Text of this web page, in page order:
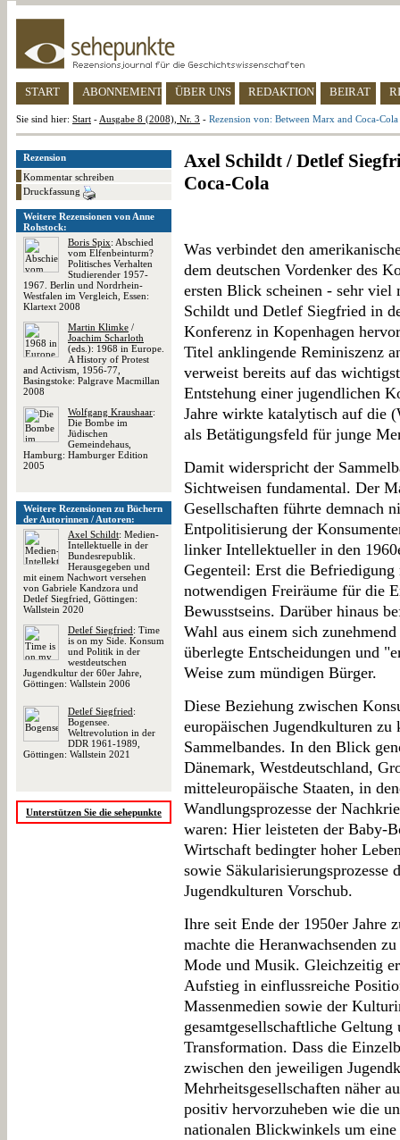
START ABONNEMENT ÜBER UNS REDAKTION BEIRAT
Sie sind hier: Start - Ausgabe 8 (2008), Nr. 3 - Rezension von: Between Marx and Coca-Cola
Rezension
Kommentar schreiben
Druckfassung
Weitere Rezensionen von Anne
Rohstock:
Boris Spix: Abschied
vom Elfenbeinturm?
Politisches Verhalten
Studierender 1957-
1967. Berlin und Nordrhein-
Westfalen im Vergleich, Essen:
Klartext 2008
Martin Klimke /
Joachim Scharloth
(eds.): 1968 in Europe.
A History of Protest
and Activism, 1956-77,
Basingstoke: Palgrave Macmillan
2008
Wolfgang Kraushaar:
Die Bombe im
Jüdischen
Gemeindehaus,
Hamburg: Hamburger Edition
2005
Weitere Rezensionen zu Büchern
der Autorinnen / Autoren:
Axel Schildt: Medien-
Intellektuelle in der
Bundesrepublik.
Herausgegeben und
mit einem Nachwort versehen
von Gabriele Kandzora und
Detlef Siegfried, Göttingen:
Wallstein 2020
Detlef Siegfried: Time
is on my Side. Konsum
und Politik in der
westdeutschen
Jugendkultur der 60er Jahre,
Göttingen: Wallstein 2006
Detlef Siegfried:
Bogensee.
Weltrevolution in der
DDR 1961-1989,
Göttingen: Wallstein 2021
Unterstützen Sie die sehepunkte
Axel Schildt / Detlef
Coca-Cola
Was verbindet den
dem deutschen Vordenker des
ersten Blick scheinen - sehr viel
Schildt und Detlef Siegfried in
Konferenz in Kopenhagen
Titel anklingende Reminiszenz
verweist bereits auf das
Entstehung einer jugendlichen
Jahre wirkte katalytisch auf die
als Betätigungsfeld für junge
Damit widerspricht der
Sichtweisen fundamental. Der
Gesellschaften führte demnach
Entpolitisierung der
linker Intellektueller in den
Gegenteil: Erst die
notwendigen Freiräume für die
Bewusstseins. Darüber hinaus
Wahl aus einem sich
überlegte Entscheidungen und
Weise zum mündigen Bürger.
Diese Beziehung zwischen
europäischen Jugendkulturen
Sammelbandes. In den Blick
Dänemark, Westdeutschland,
mitteleuropäische Staaten, in
Wandlungsprozesse der
waren: Hier leisteten der Baby-
Wirtschaft bedingter hoher
sowie Säkularisierungsprozesse
Jugendkulturen Vorschub.
Ihre seit Ende der 1950er Jahre
machte die Heranwachsenden
Mode und Musik. Gleichzeitig
Aufstieg in einflussreiche
Massenmedien sowie der
gesamtgesellschaftliche Geltung
Transformation. Dass die
zwischen den jeweiligen
Mehrheitsgesellschaften näher
positiv hervorzuheben wie die
nationalen Blickwinkels um eine